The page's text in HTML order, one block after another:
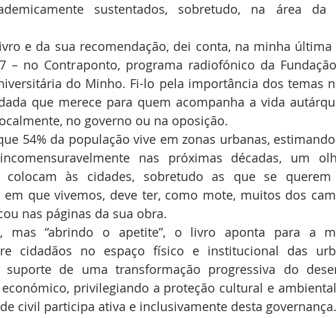
sustentados, sobretudo, na área da
e da sua recomendação, dei conta, na minha última
– no Contraponto, programa radiofónico da
do Minho. Fi-lo pela importância dos temas
que merece para quem acompanha a vida
no governo ou na oposição.
54% da população vive em zonas urbanas,
nas próximas décadas, um
colocam às cidades, sobretudo as que se
em que vivemos, deve ter, como mote, muitos dos
nas páginas da sua obra.
mas “abrindo o apetite”, o livro aponta para a
cidadãos no espaço físico e institucional das
de uma transformação progressiva do
privilegiando a proteção cultural e
civil participa ativa e inclusivamente desta governança.